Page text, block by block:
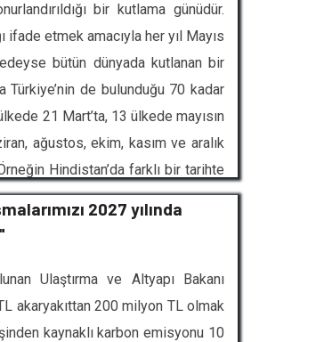
bir kutlama günüdür.
ifade etmek amacıyla her yıl Mayıs
bütün dünyada kutlanan bir
Türkiye’nin de bulunduğu 70 kadar
21 Mart’ta, 13 ülkede mayısın
ağustos, ekim, kasım ve aralık
Hindistan’da farklı bir tarihte
da yine, Birleşik Krallık, Mothering
2027 yılında
Ulaştırma ve Altyapı Bakanı
akaryakıttan 200 milyon TL olmak
kaynaklı karbon emisyonu 10